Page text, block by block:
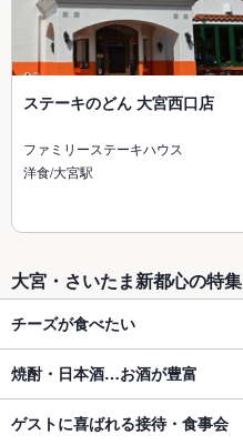
ステーキのどん 大宮西口店
ファミリーステーキハウス
洋食/大宮駅
大宮・さいたま新都心の特集
チーズが食べたい
焼酎・日本酒…お酒が豊富
ゲストに喜ばれる接待・食事会